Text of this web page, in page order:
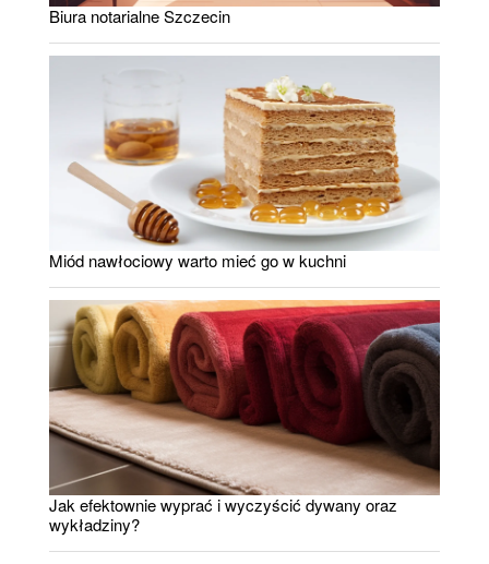
Biura notarialne Szczecin
Miód nawłociowy warto mieć go w kuchni
Jak efektownie wyprać i wyczyścić dywany oraz
wykładziny?